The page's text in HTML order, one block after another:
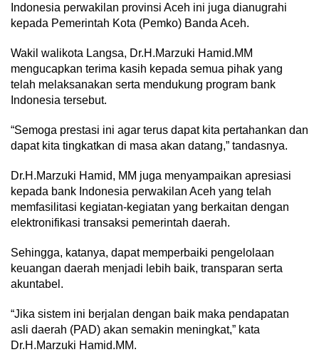
Indonesia perwakilan provinsi Aceh ini juga dianugrahi
kepada Pemerintah Kota (Pemko) Banda Aceh.
Wakil walikota Langsa, Dr.H.Marzuki Hamid.MM
mengucapkan terima kasih kepada semua pihak yang
telah melaksanakan serta mendukung program bank
Indonesia tersebut.
“Semoga prestasi ini agar terus dapat kita pertahankan dan
dapat kita tingkatkan di masa akan datang,” tandasnya.
Dr.H.Marzuki Hamid, MM juga menyampaikan apresiasi
kepada bank Indonesia perwakilan Aceh yang telah
memfasilitasi kegiatan-kegiatan yang berkaitan dengan
elektronifikasi transaksi pemerintah daerah.
Sehingga, katanya, dapat memperbaiki pengelolaan
keuangan daerah menjadi lebih baik, transparan serta
akuntabel.
“Jika sistem ini berjalan dengan baik maka pendapatan
asli daerah (PAD) akan semakin meningkat,” kata
Dr.H.Marzuki Hamid.MM.